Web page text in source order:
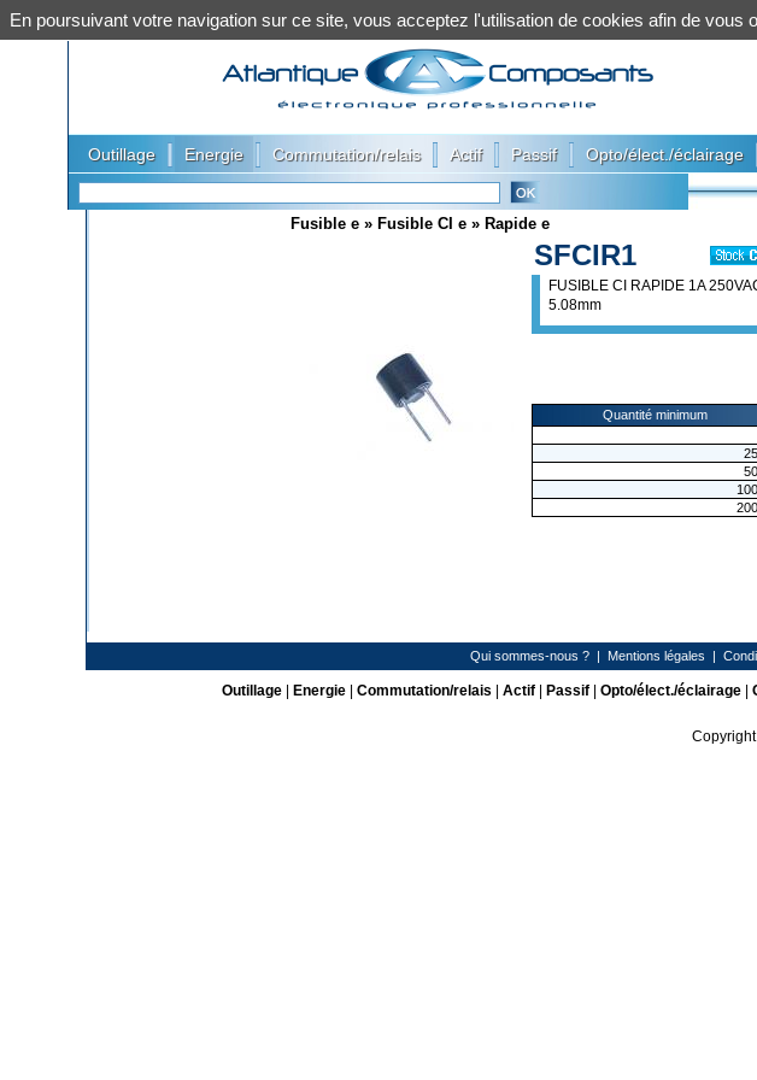
Outillage Energie Commutation/relais Actif Passif Opto/élect./éclairage
Fusible e » Fusible CI e » Rapide e
SFCIR1
FUSIBLE CI RAPIDE 1A
5.08mm
Quantité minimum
25
50
100
200
Qui sommes-nous ? | Mentions légales |
Outillage| Energie| Commutation/relais Actif| Passif| Opto/élect./éclairage|
En poursuivant votre navigation sur ce site, vous acceptez l'utilisation de cookies afin de